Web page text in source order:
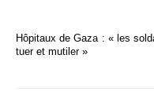
Hôpitaux de Gaza : « les
tuer et mutiler »